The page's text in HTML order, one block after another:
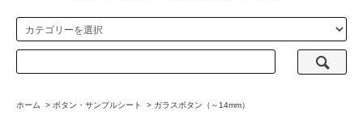
ホーム > ボタン・サンプルシート > ガラスボタン（～14mm）